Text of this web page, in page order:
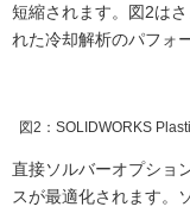
短縮されます。図2は
れた冷却解析のパフォ
図2：SOLIDWORKS
直接ソルバーオプショ
スが最適化されます。